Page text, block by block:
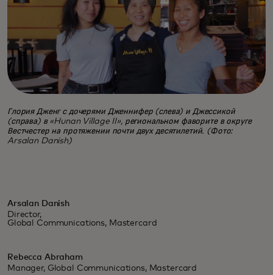
Глория Дженг с дочерями Дженнифер (слева) и Джессикой
(справа) в «Hunan Village II», региональном фаворите в округе
Вестчестер на протяжении почти двух десятилетий. (Фото:
Arsalan Danish)
Arsalan Danish
Director,
Global Communications, Mastercard
Rebecca Abraham
Manager, Global Communications, Mastercard